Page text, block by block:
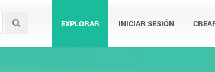
EXPLORAR INICIAR SESIÓN